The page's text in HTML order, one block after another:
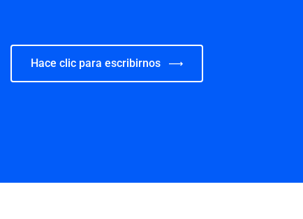
Hace clic para escribirnos